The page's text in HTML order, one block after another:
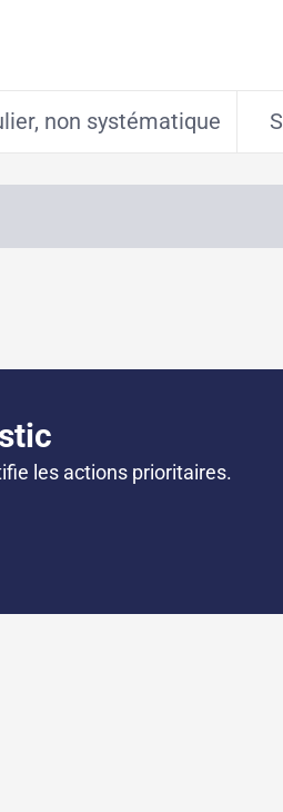
non systématique
les actions prioritaires.